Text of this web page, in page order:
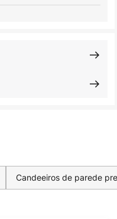
Candeeiros de parede